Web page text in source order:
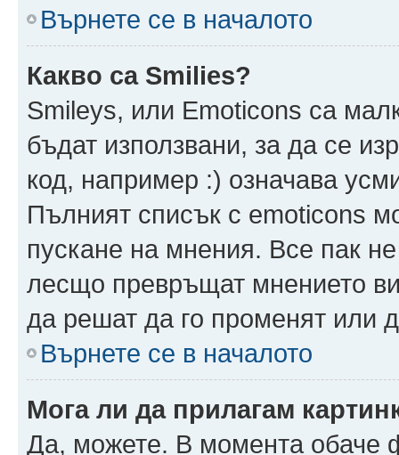
Върнете се в началото
Какво са Smilies?
Smileys, или Emoticons са
бъдат използвани, за да се
код, например :) означава
Пълният списък с emoticons
пускане на мнения. Все пак
лесщо превръщат мнението
да решат да го променят или
Върнете се в началото
Мога ли да прилагам
Да, можете. В момента обаче